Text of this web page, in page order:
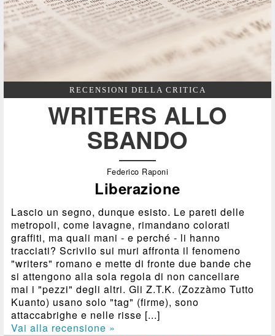
RECENSIONI DELLA CRITICA
WRITERS ALLO
SBANDO
Federico Raponi
Liberazione
Lascio un segno, dunque esisto. Le pareti delle
metropoli, come lavagne, rimandano colorati
graffiti, ma quali mani - e perché - li hanno
tracciati? Scrivilo sui muri affronta il fenomeno
"writers" romano e mette di fronte due bande che
si attengono alla sola regola di non cancellare
mai i "pezzi" degli altri. Gli Z.T.K. (Zozzàmo Tutto
Kuanto) usano solo "tag" (firme), sono
attaccabrighe e nelle risse [...]
Vai alla recensione »